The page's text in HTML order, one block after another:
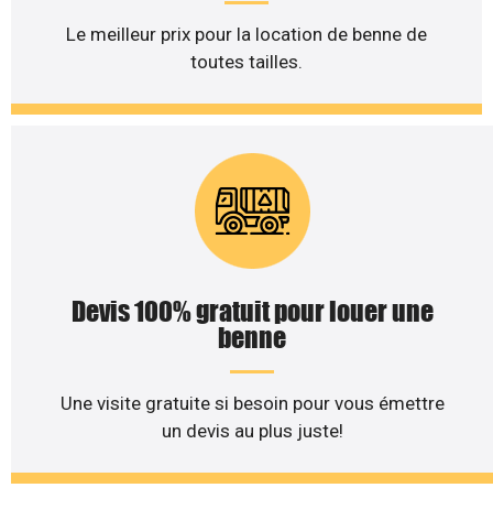
Le meilleur prix pour la location de benne de
toutes tailles.
Devis 100% gratuit pour louer une
benne
Une visite gratuite si besoin pour vous émettre
un devis au plus juste!